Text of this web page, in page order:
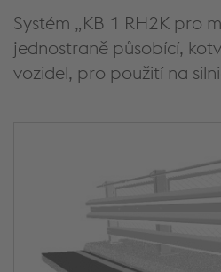
Systém „KB 1 RH2K pro
jednostraně působící,
vozidel, pro použití na